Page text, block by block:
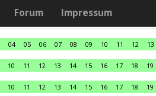
Forum Impressum
04 05 06 07 08 09 10 11 12 13
10 11 12 13 14 15 16 17 18 19
10 11 12 13 14 15 16 17 18 19